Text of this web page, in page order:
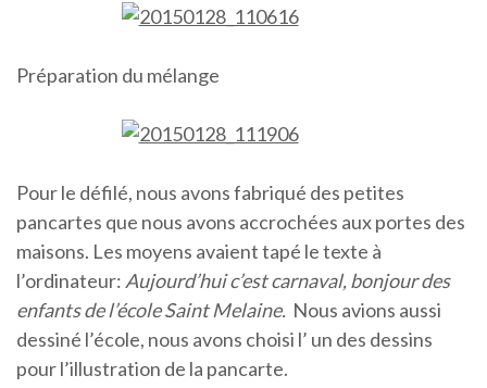
Préparation du mélange
Pour le défilé, nous avons fabriqué des petites
pancartes que nous avons accrochées aux portes des
maisons. Les moyens avaient tapé le texte à
l’ordinateur: Aujourd’hui c’est carnaval, bonjour des
enfants de l’école Saint Melaine. Nous avions aussi
dessiné l’école, nous avons choisi l’ un des dessins
pour l’illustration de la pancarte.